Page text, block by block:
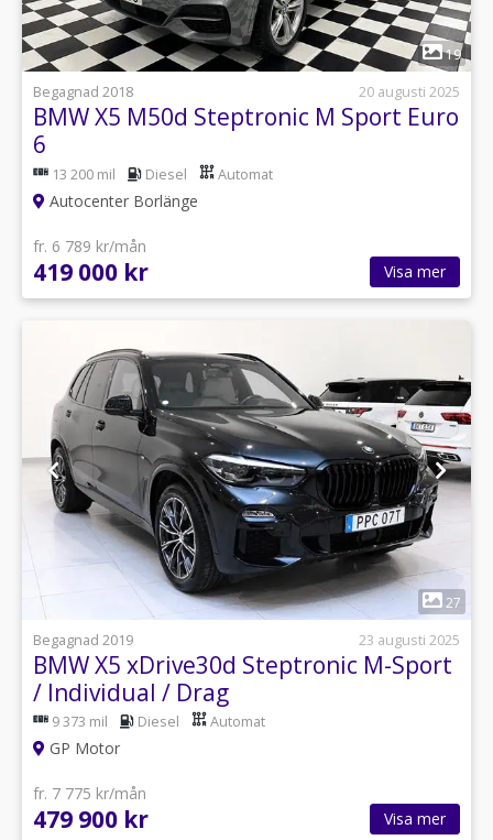
1
19
Begagnad 2018
20 augusti 2025
BMW X5 M50d Steptronic M Sport Euro
6
13 200 mil Diesel Automat
Autocenter Borlänge
fr. 6 789 kr/mån
419 000 kr Visa mer
1
27
Begagnad 2019
23 augusti 2025
BMW X5 xDrive30d Steptronic M-Sport
/ Individual / Drag
9 373 mil Diesel Automat
GP Motor
fr. 7 775 kr/mån
479 900 kr Visa mer